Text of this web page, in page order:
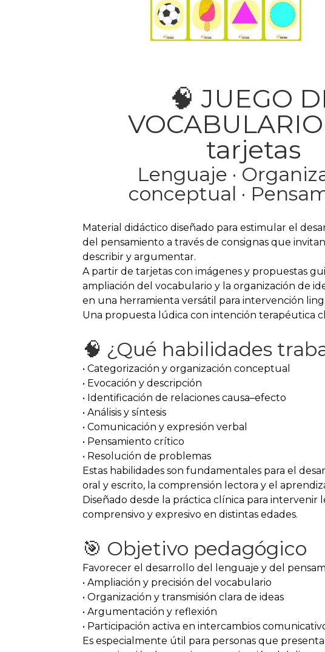
🧠 JUEGO
tarjetas
Lenguaje ·
conceptual ·
Material didáctico diseñado para estimular el
del pensamiento a través de consignas que
describir y argumentar.
A partir de tarjetas con imágenes y propuestas
ampliación del vocabulario y la organización de
en una herramienta versátil para intervención
Una propuesta lúdica con intención terapéutica
🧠 ¿Qué habilidades
• Categorización y organización conceptual
• Evocación y descripción
• Identificación de relaciones causa–efecto
• Análisis y síntesis
• Comunicación y expresión verbal
• Pensamiento crítico
• Resolución de problemas
Estas habilidades son fundamentales para el
oral y escrito, la comprensión lectora y el
Diseñado desde la práctica clínica para intervenir
comprensivo y expresivo en distintas edades.
🎯 Objetivo pedagógico
Favorecer el desarrollo del lenguaje y del
• Ampliación y precisión del vocabulario
• Organización y transmisión clara de ideas
• Argumentación y reflexión
• Participación activa en intercambios
Es especialmente útil para personas que